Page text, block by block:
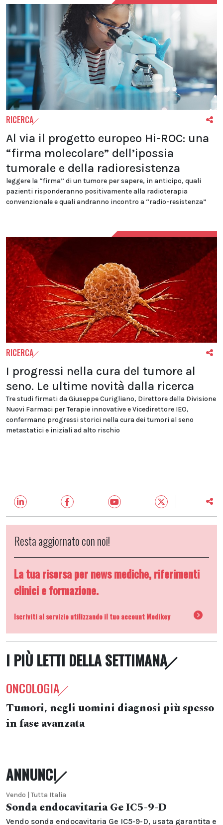
RICERCA
Al via il progetto europeo Hi-ROC: una
“firma molecolare” dell’ipossia
tumorale e della radioresistenza
leggere la “firma” di un tumore per sapere, in anticipo, quali
pazienti risponderanno positivamente alla radioterapia
convenzionale e quali andranno incontro a “radio-resistenza”
RICERCA
I progressi nella cura del tumore al
seno. Le ultime novità dalla ricerca
Tre studi firmati da Giuseppe Curigliano, Direttore della Divisione
Nuovi Farmaci per Terapie innovative e Vicedirettore IEO,
confermano progressi storici nella cura dei tumori al seno
metastatici e iniziali ad alto rischio
Resta aggiornato con noi!
La tua risorsa per news mediche, riferimenti
clinici e formazione.
Iscriviti al servizio utilizzando il tuo account Medikey
I PIÙ LETTI DELLA SETTIMANA
ONCOLOGIA
Tumori, negli uomini diagnosi più spesso
in fase avanzata
ANNUNCI
Vendo | Tutta Italia
Sonda endocavitaria Ge IC5-9-D
Vendo sonda endocavitaria Ge IC5-9-D, usata garantita e